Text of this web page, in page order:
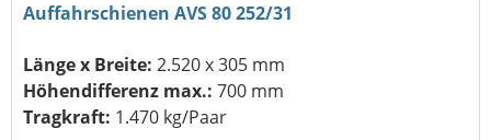
Auffahrschienen AVS 80 252/31
Länge x Breite: 2.520 x 305 mm
Höhendifferenz max.: 700 mm
Tragkraft: 1.470 kg/Paar